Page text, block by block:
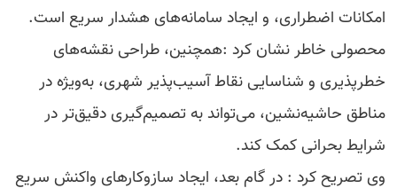
امکانات اضطراری، و ایجاد سامانه‌های هشدار سریع است.
محصولی خاطر نشان کرد :همچنین، طراحی نقشه‌های
خطرپذیری و شناسایی نقاط آسیب‌پذیر شهری، به‌ویژه در
مناطق حاشیه‌نشین، می‌تواند به تصمیم‌گیری دقیق‌تر در
شرایط بحرانی کمک کند.
وی تصریح کرد : در گام بعد، ایجاد سازوکارهای واکنش سریع